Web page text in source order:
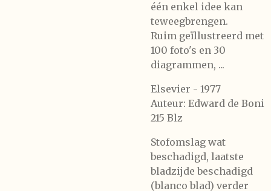
één enkel idee kan
teweegbrengen.
Ruim geïllustreerd met
100 foto's en 30
diagrammen, ...
Elsevier - 1977
Auteur: Edward de Boni
215 Blz
Stofomslag wat
beschadigd, laatste
bladzijde beschadigd
(blanco blad) verder